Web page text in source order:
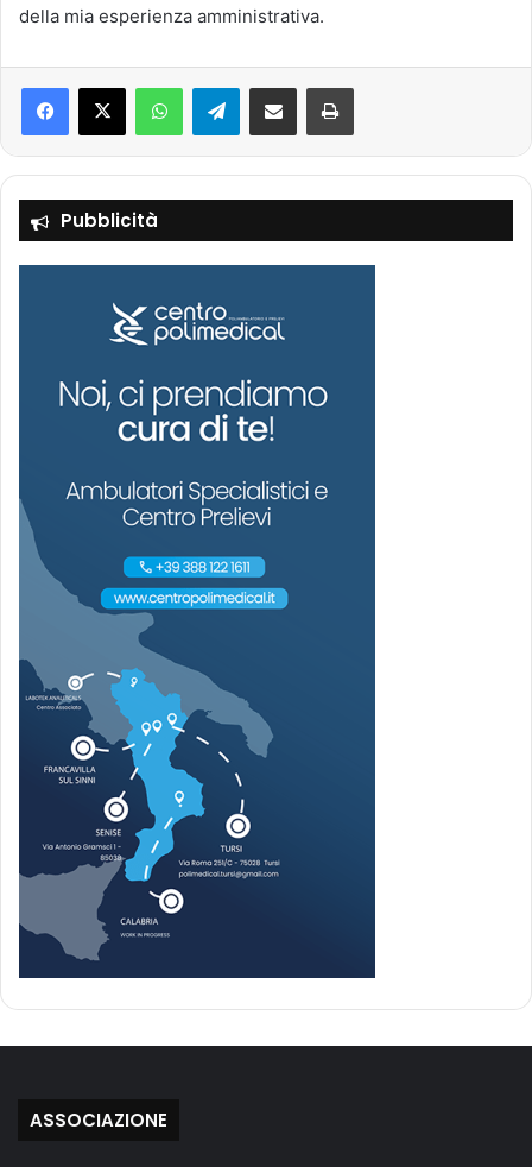
della mia esperienza amministrativa.
Telegram
Pubblicità
ASSOCIAZIONE